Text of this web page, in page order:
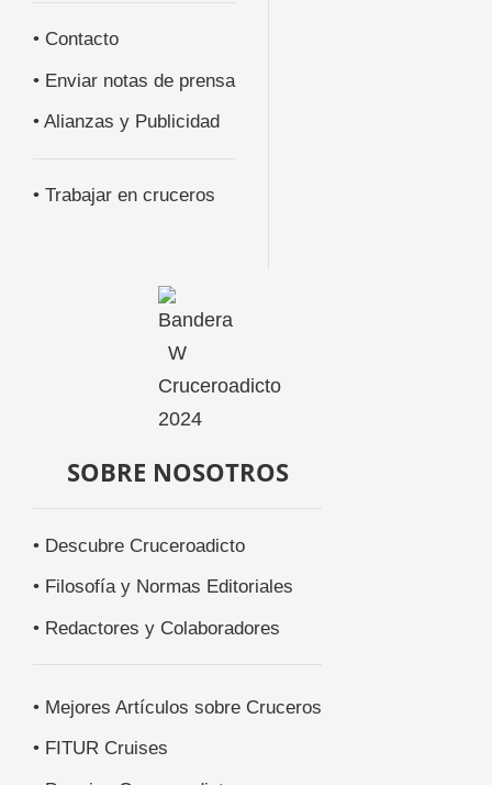
• Contacto
• Enviar notas de prensa
• Alianzas y Publicidad
• Trabajar en cruceros
SOBRE NOSOTROS
• Descubre Cruceroadicto
• Filosofía y Normas Editoriales
• Redactores y Colaboradores
• Mejores Artículos sobre Cruceros
• FITUR Cruises